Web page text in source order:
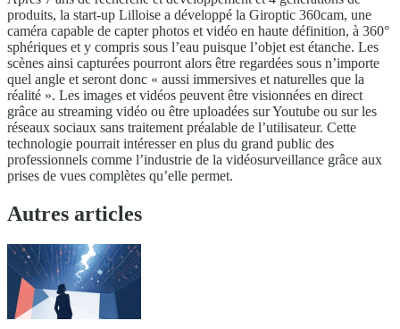
produits, la start-up Lilloise a développé la Giroptic 360cam, une
caméra capable de capter photos et vidéo en haute définition, à 360°
sphériques et y compris sous l’eau puisque l’objet est étanche. Les
scènes ainsi capturées pourront alors être regardées sous n’importe
quel angle et seront donc « aussi immersives et naturelles que la
réalité ». Les images et vidéos peuvent être visionnées en direct
grâce au streaming vidéo ou être uploadées sur Youtube ou sur les
réseaux sociaux sans traitement préalable de l’utilisateur. Cette
technologie pourrait intéresser en plus du grand public des
professionnels comme l’industrie de la vidéosurveillance grâce aux
prises de vues complètes qu’elle permet.
Autres articles